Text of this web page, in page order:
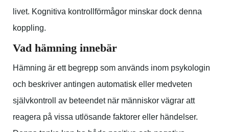
livet. Kognitiva kontrollförmågor minskar dock denna
koppling.
Vad hämning innebär
Hämning är ett begrepp som används inom psykologin
och beskriver antingen automatisk eller medveten
självkontroll av beteendet när människor vägrar att
reagera på vissa utlösande faktorer eller händelser.